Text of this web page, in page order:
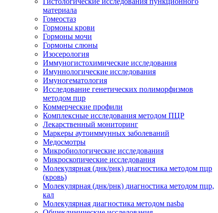
материала
Гомеостаз
Гормоны крови
Гормоны мочи
Гормоны слюны
Изосерология
Иммуногистохимические исследования
Имуннологические исследования
Имуногематология
Исследование генетических полиморфизмов
методом пцр
Коммерческие профили
Комплексные исследования методом ПЦР
Лекарственный мониторинг
Маркеры аутоиммунных заболеваний
Медосмотры
Микробиологические исследования
Микроскопические исследования
Молекулярная (днк/рнк) диагностика методом пцр
(кровь)
Молекулярная (днк/рнк) диагностика методом пцр,
кал
Молекулярная диагностика методом nasba